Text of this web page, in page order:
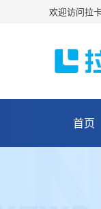
欢迎访问拉
首页